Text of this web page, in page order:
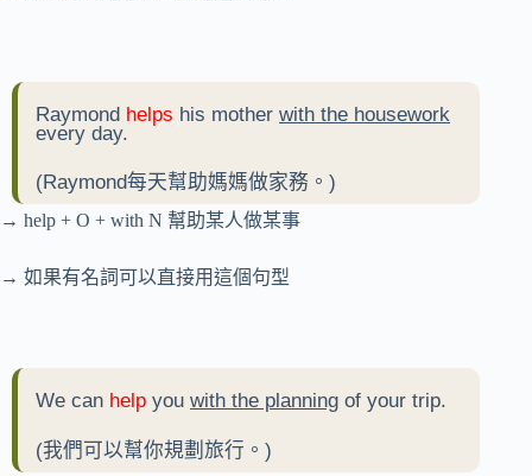
Raymond helps his mother with the housework
every day.
(Raymond每天幫助媽媽做家務。)
→ help + O + with N 幫助某人做某事
→ 如果有名詞可以直接用這個句型
We can help you with the planning of your trip.
(我們可以幫你規劃旅行。)